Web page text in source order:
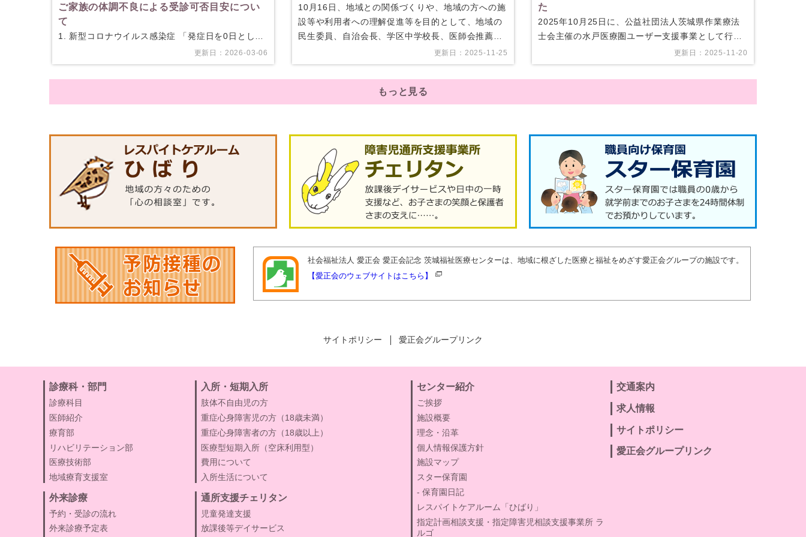
ご家族の体調不良による受診可否目安につい
て
1. 新型コロナウイルス感染症 「発症日を0日として
5日間を経過し、かつ ”症状軽快から24時間（1日）”
経過するまで」は、ご来院をお控えください 2. イン
フルエ…
更新日：2026-03-06
10月16日、地域との関係づくりや、地域の方への施
設等や利用者への理解促進等を目的として、地域の
民生委員、自治会長、学区中学校長、医師会推薦医
更新日：2025-11-25
た
2025年10月25日に、公益社団法人茨城県作業療法
士会主催の水戸医療圏ユーザー支援事業として行わ
れた「ハロウィンパーティー」の会場提供を行いま
した。当日は7…
更新日：2025-11-20
もっと見る
社会福祉法人 愛正会 愛正会記念 茨城福祉医療センターは、地域に根ざした医療と福祉をめざす愛正会グループの施設です。
【愛正会のウェブサイトはこちら】
サイトポリシー 愛正会グループリンク
診療科・部門
診療科目
医師紹介
療育部
リハビリテーション部
医療技術部
地域療育支援室
外来診療
予約・受診の流れ
外来診療予定表
入所・短期入所
肢体不自由児の方
重症心身障害児の方（18歳未満）
重症心身障害者の方（18歳以上）
医療型短期入所（空床利用型）
費用について
入所生活について
通所支援チェリタン
児童発達支援
放課後等デイサービス
センター紹介
ご挨拶
施設概要
理念・沿革
個人情報保護方針
施設マップ
スター保育園
保育園日記
レスパイトケアルーム「ひばり」
指定計画相談支援・指定障害児相談支援事業所 ラ
ルゴ
交通案内
求人情報
サイトポリシー
愛正会グループリンク